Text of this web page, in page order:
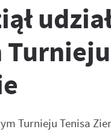
Turnieju Tenisa